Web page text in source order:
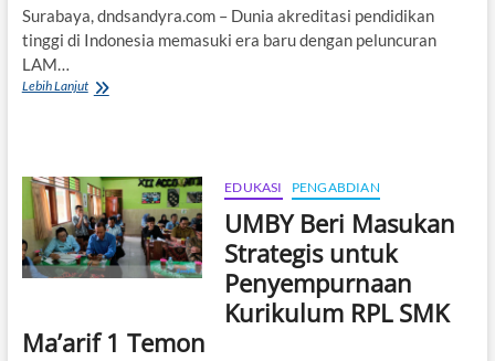
Surabaya, dndsandyra.com – Dunia akreditasi pendidikan
tinggi di Indonesia memasuki era baru dengan peluncuran
LAM…
Lebih LanjutLAM
AISINDO:
‘Fokus
pada
Hasil
dan
Dampak
EDUKASI PENGABDIAN
UMBY Beri Masukan
Strategis untuk
Penyempurnaan
Kurikulum RPL SMK
Ma’arif 1 Temon